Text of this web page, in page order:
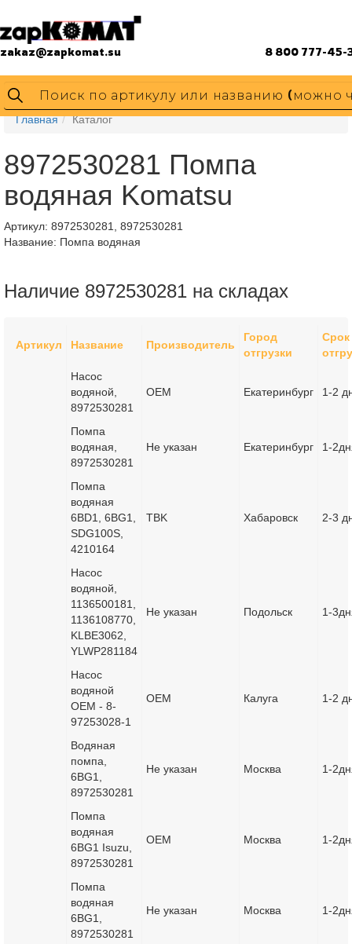
zakaz@zapkomat.su 8 800 777-45-
Главная Каталог
8972530281 Помпа
водяная Komatsu
Артикул: 8972530281, 8972530281
Название: Помпа водяная
Наличие 8972530281 на складах
Артикул Название Производитель
Город
отгрузки
Срок
Насос
водяной,
8972530281
OEM Екатеринбург 1-2
Помпа
водяная,
8972530281
Не указан Екатеринбург 1-
Помпа
водяная
6BD1, 6BG1,
SDG100S,
4210164
TBK Хабаровск 2-3
Насос
водяной,
1136500181,
1136108770,
KLBE3062,
YLWP281184
Не указан Подольск 1-
Насос
водяной
OEM - 8-
97253028-1
OEM Калуга 1-2
Водяная
помпа,
6BG1,
8972530281
Не указан Москва 1-
Помпа
водяная
6BG1 Isuzu,
8972530281
OEM Москва 1-
Помпа
водяная
6BG1,
8972530281
Не указан Москва 1-